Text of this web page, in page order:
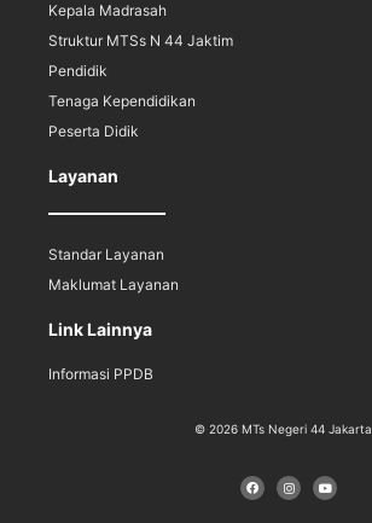
Kepala Madrasah
Struktur MTSs N 44 Jaktim
Pendidik
Tenaga Kependidikan
Peserta Didik
Layanan
Standar Layanan
Maklumat Layanan
Link Lainnya
Informasi PPDB
© 2026 MTs Negeri 44 Jakarta